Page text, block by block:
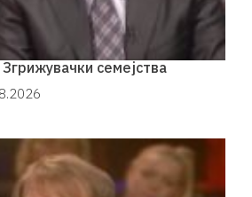
семејства